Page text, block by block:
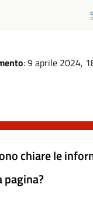
: 9 aprile 2024,
chiare le
pagina?